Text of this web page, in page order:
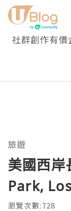
社群創作有價
旅遊
美國西岸
Park,
瀏覽次數:728